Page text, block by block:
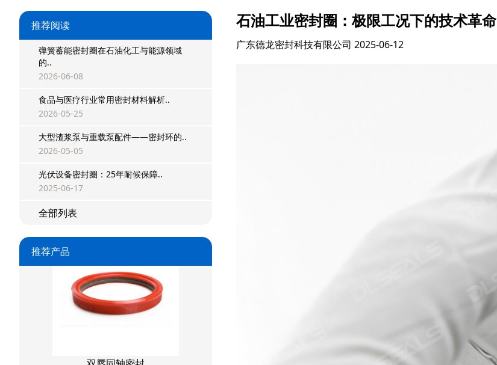
推荐阅读
弹簧蓄能密封圈在石油化工与能源领域
的..
2026-06-08
食品与医疗行业常用密封材料解析..
2026-05-25
大型渣浆泵与重载泵配件——密封环的..
2026-05-05
光伏设备密封圈：25年耐候保障..
2025-06-17
全部列表
推荐产品
阶梯组合封
组合密封
星型双O组合
阶梯组合封
石油工业密封圈：极限工况下的技术革命
广东德龙密封科技有限公司 2025-06-12